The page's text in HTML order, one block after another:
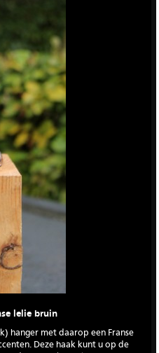
lelie bruin
hanger met daarop een Franse
Deze haak kunt u op de